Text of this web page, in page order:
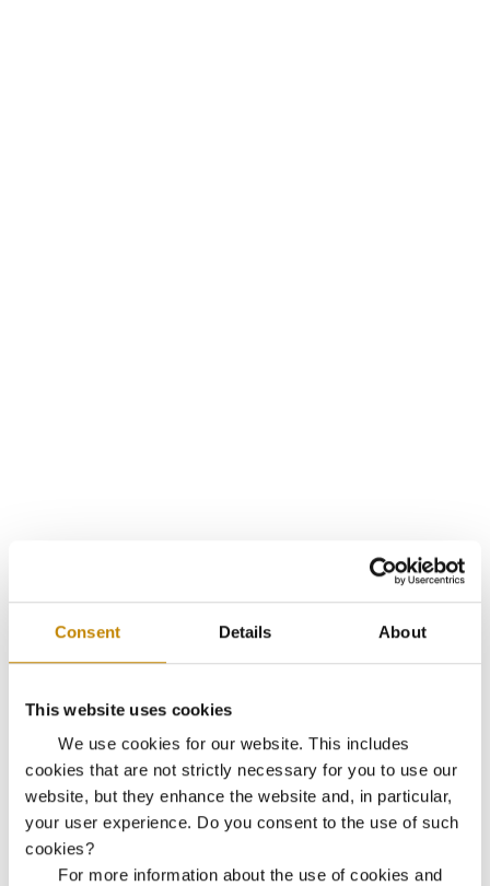
Consent Details About
This website uses cookies
We use cookies for our website. This includes
cookies that are not strictly necessary for you to use our
website, but they enhance the website and, in particular,
your user experience. Do you consent to the use of such
cookies?
For more information about the use of cookies and